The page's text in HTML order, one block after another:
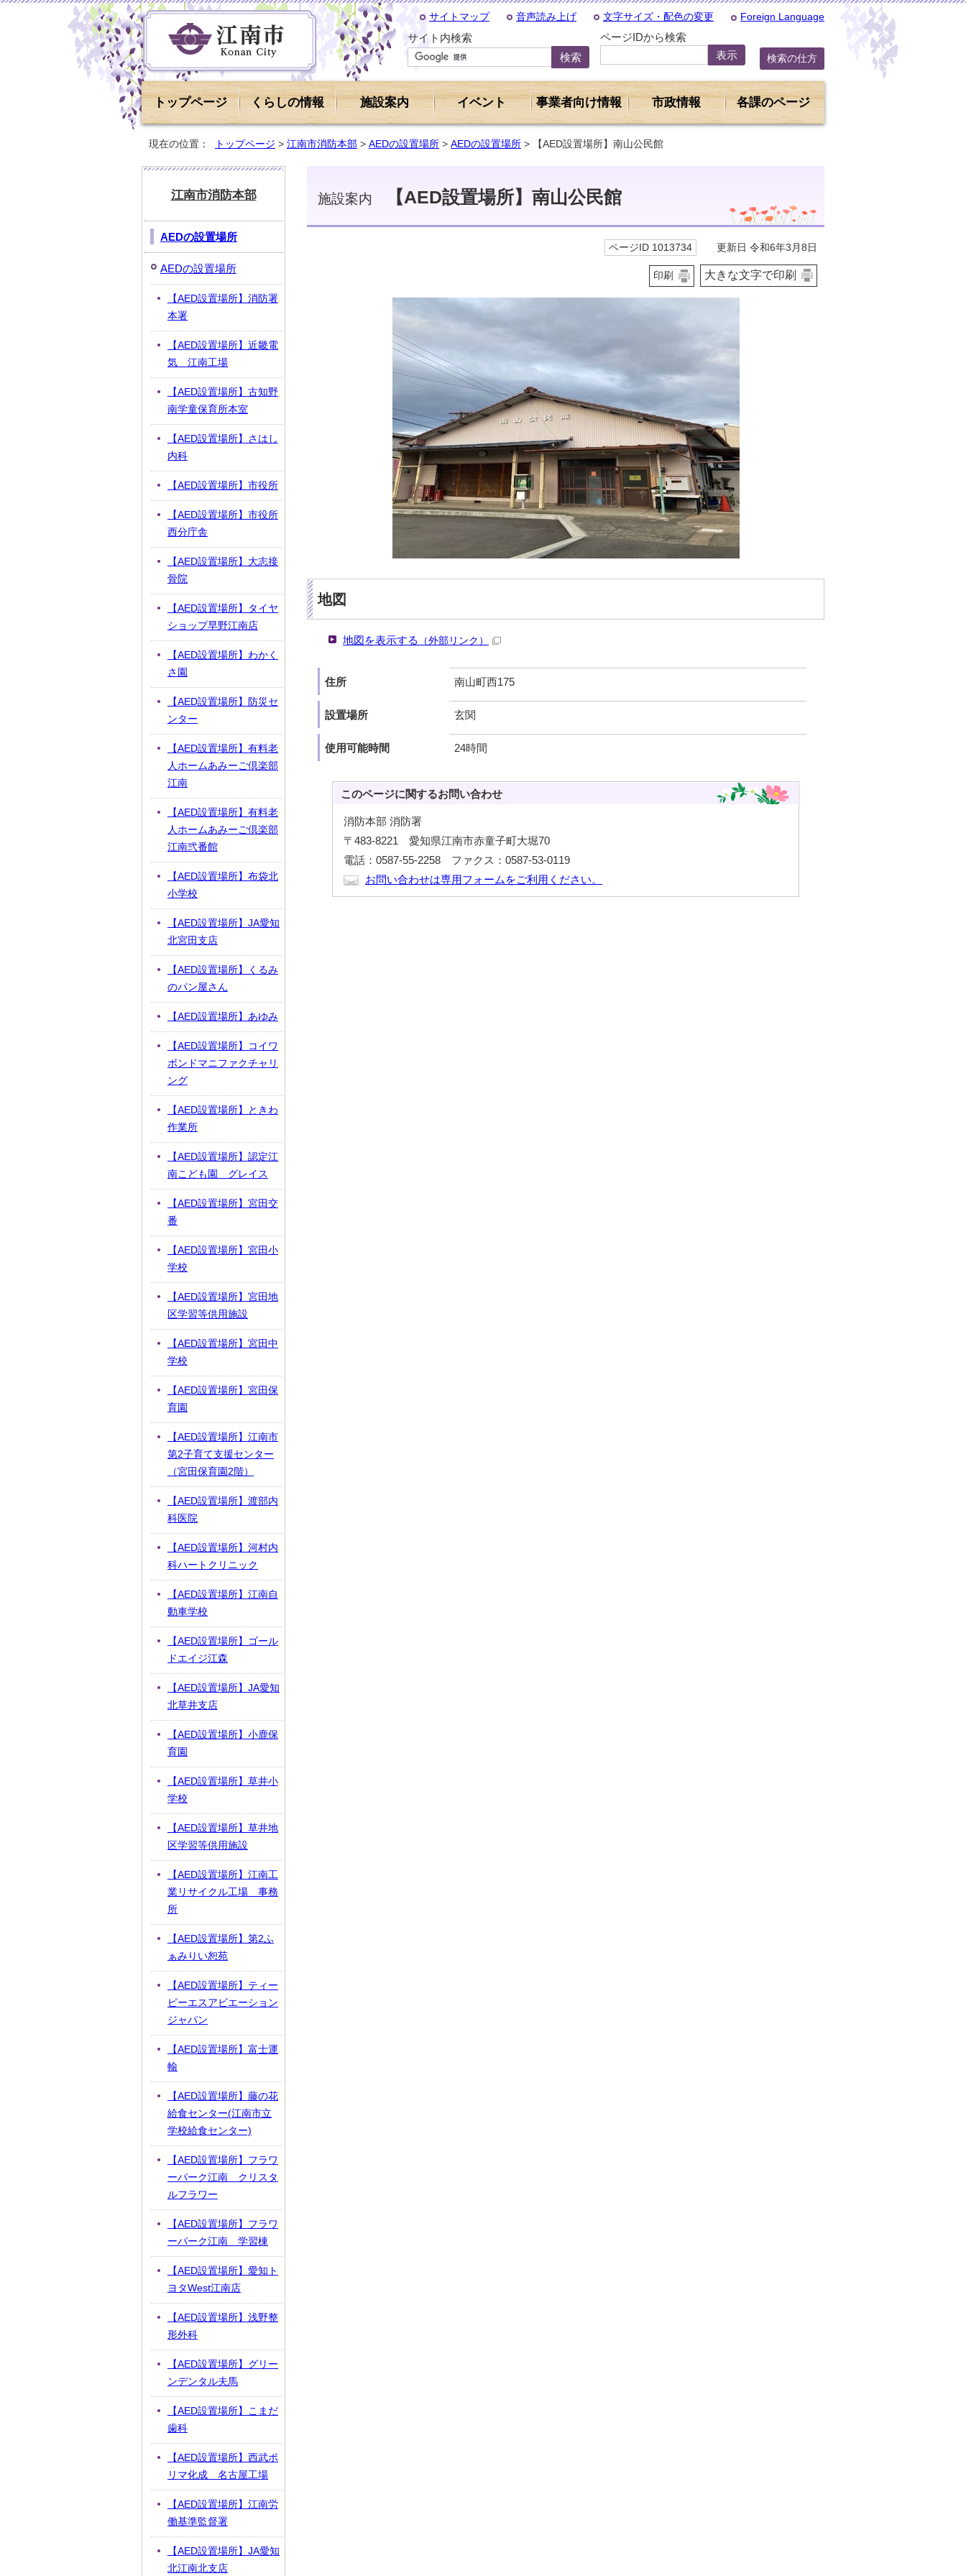
サイトマップ 音声読み上げ 文字サイズ・配色の変更 Foreign Language
サイト内検索 ページIDから検索
検索の仕方
トップページ くらしの情報 施設案内 イベント 事業者向け情報 市政情報 各課のページ
現在の位置： トップページ > 江南市消防本部 > AEDの設置場所 > AEDの設置場所 > 【AED設置場所】南山公民館
施設案内 【AED設置場所】南山公民館
ページID 1013734 更新日 令和6年3月8日
印刷 大きな文字で印刷
地図
地図を表示する （外部リンク）
住所 南山町西175
設置場所 玄関
使用可能時間 24時間
このページに関するお問い合わせ
消防本部 消防署
〒483-8221 愛知県江南市赤童子町大堀70
電話：0587-55-2258 ファクス：0587-53-0119
お問い合わせは専用フォームをご利用ください。
江南市消防本部
AEDの設置場所
AEDの設置場所
【AED設置場所】消防署
本署
【AED設置場所】近畿電
気 江南工場
【AED設置場所】古知野
南学童保育所本室
【AED設置場所】さはし
内科
【AED設置場所】市役所
【AED設置場所】市役所
西分庁舎
【AED設置場所】大志接
骨院
【AED設置場所】タイヤ
ショップ早野江南店
【AED設置場所】わかく
さ園
【AED設置場所】防災セ
ンター
【AED設置場所】有料老
人ホームあみーご倶楽部
江南
【AED設置場所】有料老
人ホームあみーご倶楽部
江南弐番館
【AED設置場所】布袋北
小学校
【AED設置場所】JA愛知
北宮田支店
【AED設置場所】くるみ
のパン屋さん
【AED設置場所】あゆみ
【AED設置場所】コイワ
ボンドマニファクチャリ
ング
【AED設置場所】ときわ
作業所
【AED設置場所】認定江
南こども園 グレイス
【AED設置場所】宮田交
番
【AED設置場所】宮田小
学校
【AED設置場所】宮田地
区学習等供用施設
【AED設置場所】宮田中
学校
【AED設置場所】宮田保
育園
【AED設置場所】江南市
第2子育て支援センター
（宮田保育園2階）
【AED設置場所】渡部内
科医院
【AED設置場所】河村内
科ハートクリニック
【AED設置場所】江南自
動車学校
【AED設置場所】ゴール
ドエイジ江森
【AED設置場所】JA愛知
北草井支店
【AED設置場所】小鹿保
育園
【AED設置場所】草井小
学校
【AED設置場所】草井地
区学習等供用施設
【AED設置場所】江南工
業リサイクル工場 事務
所
【AED設置場所】第2ふ
ぁみりい恕苑
【AED設置場所】ティー
ピーエスアビエーション
ジャパン
【AED設置場所】富士運
輸
【AED設置場所】藤の花
給食センター(江南市立
学校給食センター)
【AED設置場所】フラワ
ーパーク江南 クリスタ
ルフラワー
【AED設置場所】フラワ
ーパーク江南 学習棟
【AED設置場所】愛知ト
ヨタWest江南店
【AED設置場所】浅野整
形外科
【AED設置場所】グリー
ンデンタル夫馬
【AED設置場所】こまだ
歯科
【AED設置場所】西武ポ
リマ化成 名古屋工場
【AED設置場所】江南労
働基準監督署
【AED設置場所】JA愛知
北江南北支店